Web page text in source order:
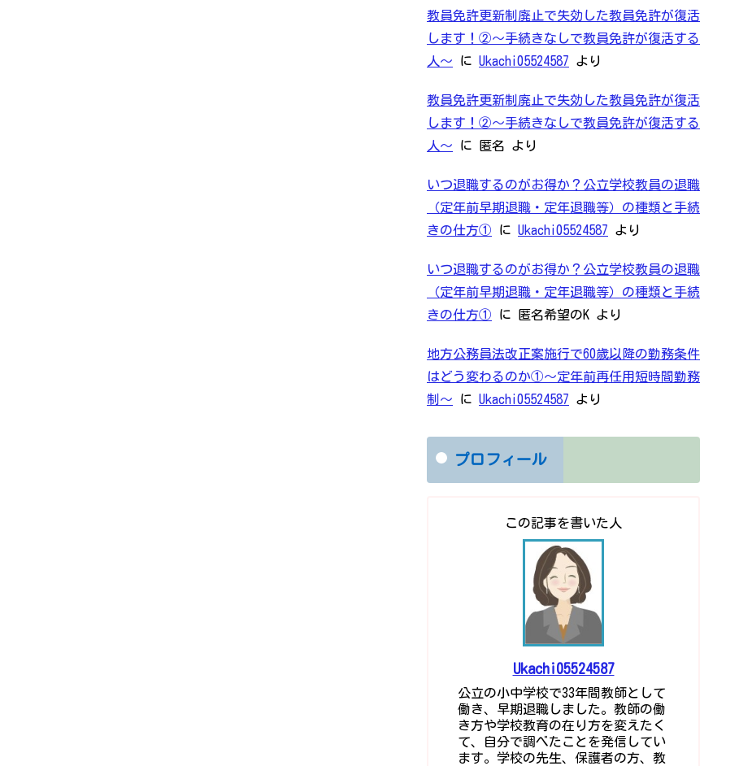
教員免許更新制廃止で失効した教員免許が復活
します！②～手続きなしで教員免許が復活する
人～ に Ukachi05524587 より
教員免許更新制廃止で失効した教員免許が復活
します！②～手続きなしで教員免許が復活する
人～ に 匿名 より
いつ退職するのがお得か？公立学校教員の退職
（定年前早期退職・定年退職等）の種類と手続
きの仕方① に Ukachi05524587 より
いつ退職するのがお得か？公立学校教員の退職
（定年前早期退職・定年退職等）の種類と手続
きの仕方① に 匿名希望のK より
地方公務員法改正案施行で60歳以降の勤務条件
はどう変わるのか①～定年前再任用短時間勤務
制～ に Ukachi05524587 より
プロフィール
この記事を書いた人
Ukachi05524587
公立の小中学校で33年間教師として
働き、早期退職しました。教師の働
き方や学校教育の在り方を変えたく
て、自分で調べたことを発信してい
ます。学校の先生、保護者の方、教